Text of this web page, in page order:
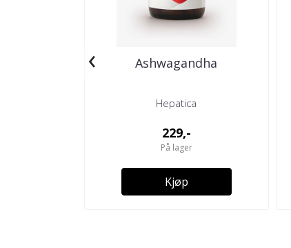
Ashwagandha
Hepatica
229,-
På lager
Kjøp
‹